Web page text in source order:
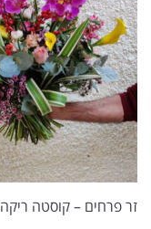
זר פרחים – קוסטה ריקה